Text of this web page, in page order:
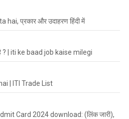
hai, प्रकार और उदाहरण हिंदी में
है ? | iti ke baad job kaise milegi
| ITI Trade List
Card 2024 download: (लिंक जारी),